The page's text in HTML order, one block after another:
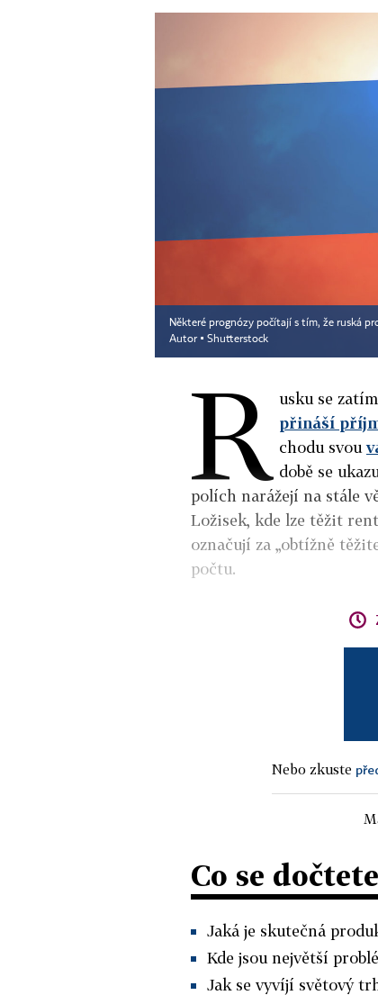
Některé prognózy počítají s tím, že ruská
Autor ▪ Shutterstock
R usku se
přináší
chodu svou
době se
polích narážejí na stále
Ložisek, kde lze těžit
označují za „obtížně
počtu.
Nebo zkuste
Co se
Jaká je skutečná
Kde jsou největší
Jak se vyvíjí světový